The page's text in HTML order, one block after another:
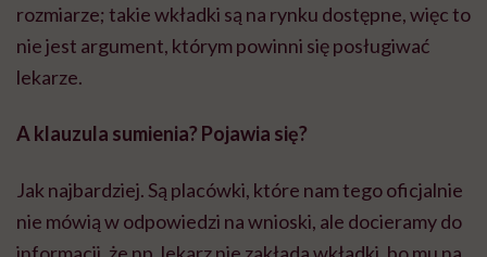
rozmiarze; takie wkładki są na rynku dostępne, więc to
nie jest argument, którym powinni się posługiwać
lekarze.
A klauzula sumienia? Pojawia się?
Jak najbardziej. Są placówki, które nam tego oficjalnie
nie mówią w odpowiedzi na wnioski, ale docieramy do